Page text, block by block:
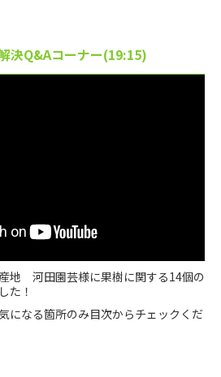
決Q&Aコーナー(19:15)
地 河田園芸様に果樹に関する14個の
た！
になる箇所のみ目次からチェックくだ